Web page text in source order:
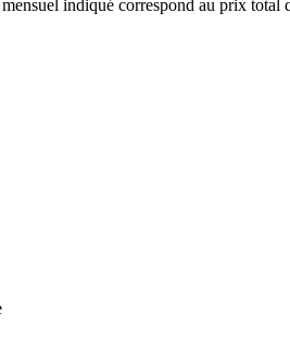
indiqué correspond au prix total